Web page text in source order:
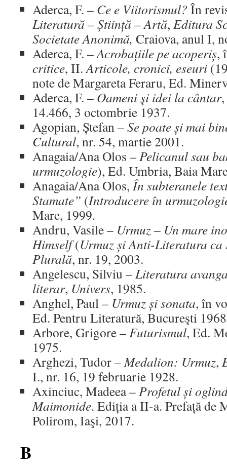
Aderca, F. – Ce e Viitorismul? În
Literatură – Știință – Artă, Editura
Societate Anonimă, Craiova, anul I,
Aderca, F. –Acrobațiile pe acoperiș,
critice, II.Articole, cronici, eseuri
note de Margareta Feraru, Ed.
Aderca, F. – Oameni şi idei la cântar
14.466, 3 octombrie 1937.
Agopian, Ștefan –Se poate și mai
Cultural, nr. 54, martie 2001.
Anagaia/Ana Olos –Pelicanul sau
urmuzologie), Ed. Umbria, Baia
Anagaia/Ana Olos, În subteranele
Stamate” (Introducere în
Mare, 1999.
Andru, Vasile – Urmuz – Un mare
Himself(Urmuz și Anti-Literatura ca
Plurală, nr. 19, 2003.
Angelescu, Silviu –Literatura
literar, Univers, 1985.
Anghel, Paul – Urmuz și sonata, în
Ed. Pentru Literatură, Bucureşti
Arbore, Grigore –Futurismul, Ed.
1975.
Arghezi, Tudor– Medalion: Urmuz,
I., nr. 16, 19 februarie 1928.
Axinciuc, Madeea –Profetul și
Maimonide. Ediția a II-a. Prefață de
Polirom, Iaşi, 2017.
B